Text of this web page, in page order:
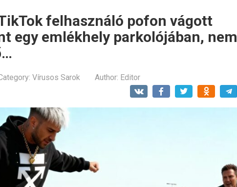
felhasználó pofon vágott
egy emlékhely parkolójában, nem
Vírusos Sarok Author: Editor